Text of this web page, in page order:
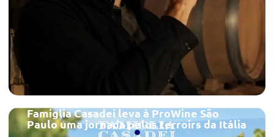
Famiglia Casadei leva à ProWine São
Paulo uma jornada pelos terroirs da Itália